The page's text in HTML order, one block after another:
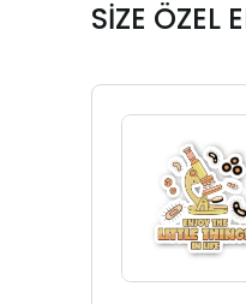
SİZE ÖZEL